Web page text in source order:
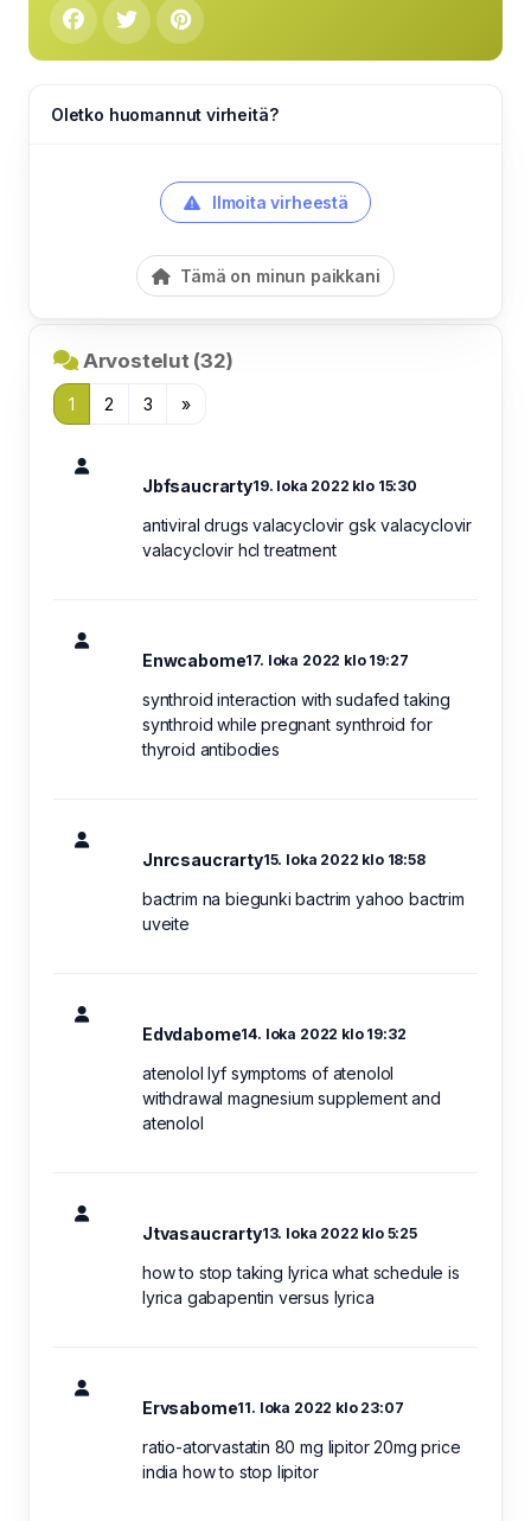
Oletko huomannut virheitä?
Ilmoita virheestä
Tämä on minun paikkani
Arvostelut (32)
1 2 3 »
Jbfsaucrarty19. loka 2022 klo 15:30
antiviral drugs valacyclovir gsk valacyclovir
valacyclovir hcl treatment
Enwcabome17. loka 2022 klo 19:27
synthroid interaction with sudafed taking
synthroid while pregnant synthroid for
thyroid antibodies
Jnrcsaucrarty15. loka 2022 klo 18:58
bactrim na biegunki bactrim yahoo bactrim
uveite
Edvdabome14. loka 2022 klo 19:32
atenolol lyf symptoms of atenolol
withdrawal magnesium supplement and
atenolol
Jtvasaucrarty13. loka 2022 klo 5:25
how to stop taking lyrica what schedule is
lyrica gabapentin versus lyrica
Ervsabome11. loka 2022 klo 23:07
ratio-atorvastatin 80 mg lipitor 20mg price
india how to stop lipitor